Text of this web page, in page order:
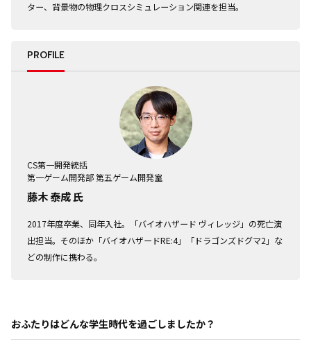
ター、背景物の物理クロスシミュレーション関連を担当。
PROFILE
CS第一開発統括
第一ゲーム開発部 第五ゲーム開発室
藤木 泰成 氏
2017年度卒業、同年入社。「バイオハザード ヴィレッジ」の死亡演
出担当。そのほか「バイオハザードRE:4」「ドラゴンズドグマ2」な
どの制作に携わる。
おふたりはどんな学生時代を過ごしましたか？